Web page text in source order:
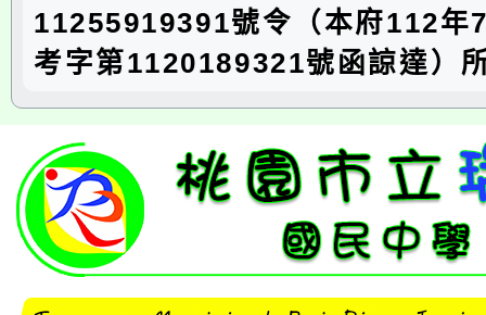
11255919391號令（本府112年
考字第1120189321號函諒達）